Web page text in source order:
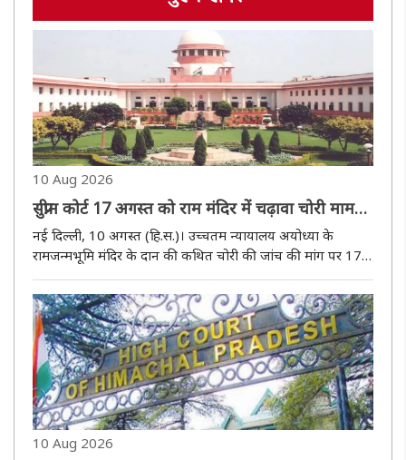
10 Aug 2026
सुप्रीम कोर्ट 17 अगस्त को राम मंदिर में चढ़ावा चोरी मामले
की करेगा सुनवाई
नई दिल्ली, 10 अगस्त (हि.स.)। उच्चतम न्यायालय अयोध्या के
रामजन्मभूमि मंदिर के दान की कथित चोरी की जांच की मांग पर 17
अगस्त को सुनवाई करेगा। साेमवार काे उत्तर प्रदेश सरकार की ओर से
पेश वकील ने चीफ जस्टिस सूर्यकांत की अध्यक्षता वाली पीठ के समक्ष
कहा ..
10 Aug 2026